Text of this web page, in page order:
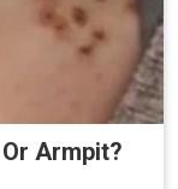
Armpit?